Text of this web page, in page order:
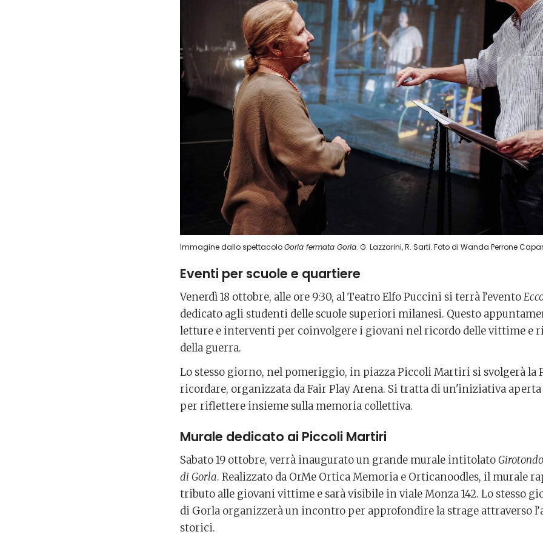
Immagine dallo spettacoloGorla fermata Gorla. G. Lazzarini, R. Sarti. Foto di Wanda Perrone
Eventi per scuole e quartiere
Venerdì 18 ottobre, alle ore 9:30, al Teatro Elfo Puccini si terrà l’evento
dedicato agli studenti delle scuole superiori milanesi. Questo
letture e interventi per coinvolgere i giovani nel ricordo delle vittime e
della guerra.
Lo stesso giorno, nel pomeriggio, in piazza Piccoli Martiri si svolgerà la
ricordare, organizzata da Fair Play Arena. Si tratta di un'iniziativa
per riflettere insieme sulla memoria collettiva.
Murale dedicato ai Piccoli Martiri
Sabato 19 ottobre, verrà inaugurato un grande murale intitolato
di Gorla. Realizzato da OrMe Ortica Memoria e Orticanoodles, il murale
tributo alle giovani vittime e sarà visibile in viale Monza 142. Lo stesso
di Gorla organizzerà un incontro per approfondire la strage attraverso
storici.